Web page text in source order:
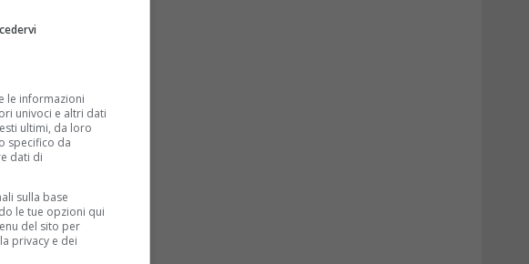
le informazioni
univoci e altri dati
ultimi, da loro
specifico da
dati di
sulla base
le tue opzioni qui
del sito per
privacy e dei